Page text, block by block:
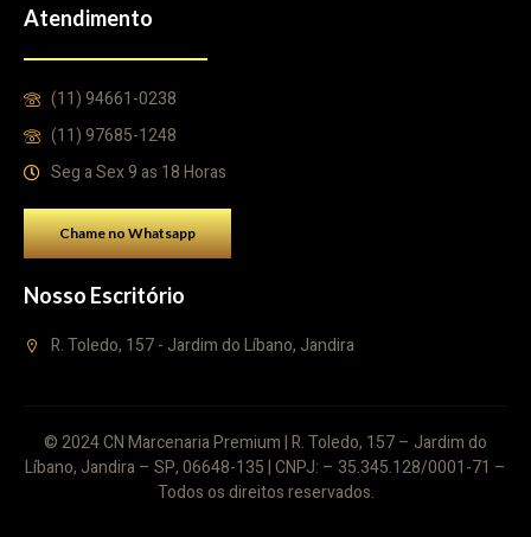
Atendimento
(11) 94661-0238
(11) 97685-1248
Seg a Sex 9 as 18 Horas
Chame no Whatsapp
Nosso Escritório
R. Toledo, 157 - Jardim do Líbano, Jandira
© 2024 CN Marcenaria Premium | R. Toledo, 157 – Jardim do
Líbano, Jandira – SP, 06648-135 | CNPJ: – 35.345.128/0001-71 –
Todos os direitos reservados.